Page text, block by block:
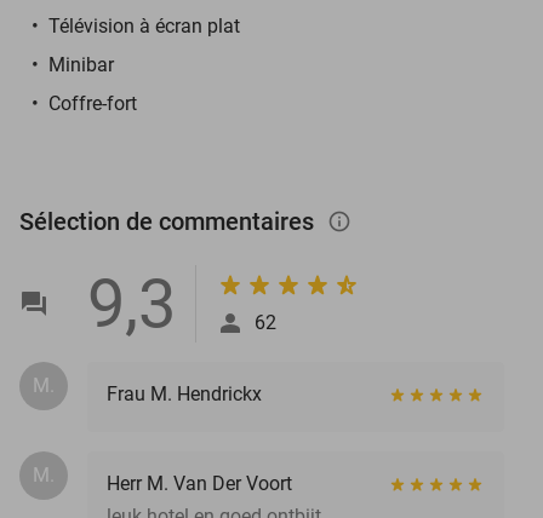
Télévision à écran plat
Minibar
Coffre-fort
Sélection de commentaires info_outlined
9,3 62
M. Frau M. Hendrickx
M.
Herr M. Van Der Voort